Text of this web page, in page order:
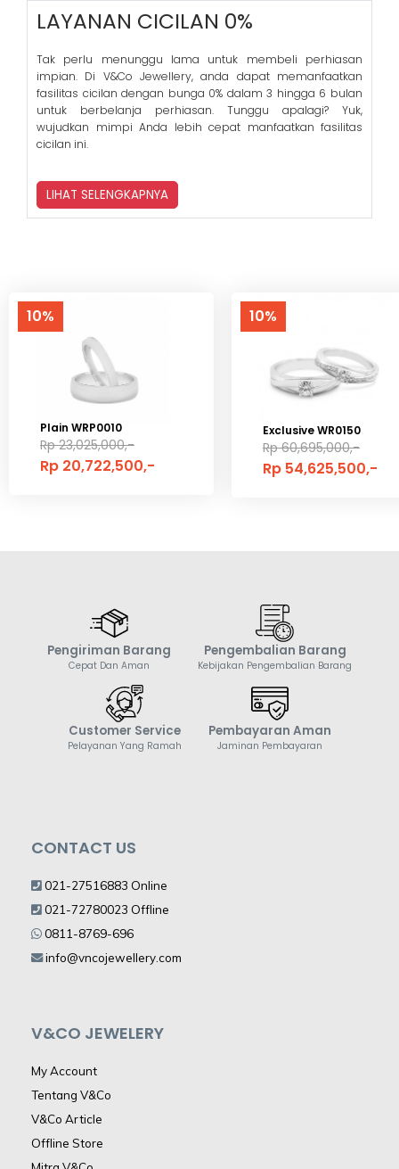
LAYANAN CICILAN 0%
Tak perlu menunggu lama untuk membeli perhiasan
impian. Di V&Co Jewellery, anda dapat memanfaatkan
fasilitas cicilan dengan bunga 0% dalam 3 hingga 6 bulan
untuk berbelanja perhiasan. Tunggu apalagi? Yuk,
wujudkan mimpi Anda lebih cepat manfaatkan fasilitas
cicilan ini.
LIHAT SELENGKAPNYA
10%
Plain WRP0010
Rp 23,025,000,-
Rp 20,722,500,-
10%
Exclusive WR0150
Rp 60,695,000,-
Rp 54,625,500,-
Pengiriman Barang
Cepat Dan Aman
Pengembalian Barang
Kebijakan Pengembalian Barang
Customer Service
Pelayanan Yang Ramah
Pembayaran Aman
Jaminan Pembayaran
V&CO JEWELERY
My Account
Tentang V&Co
V&Co Article
Offline Store
CONTACT US
021-27516883 Online
021-72780023 Offline
0811-8769-696
info@vncojewellery.com